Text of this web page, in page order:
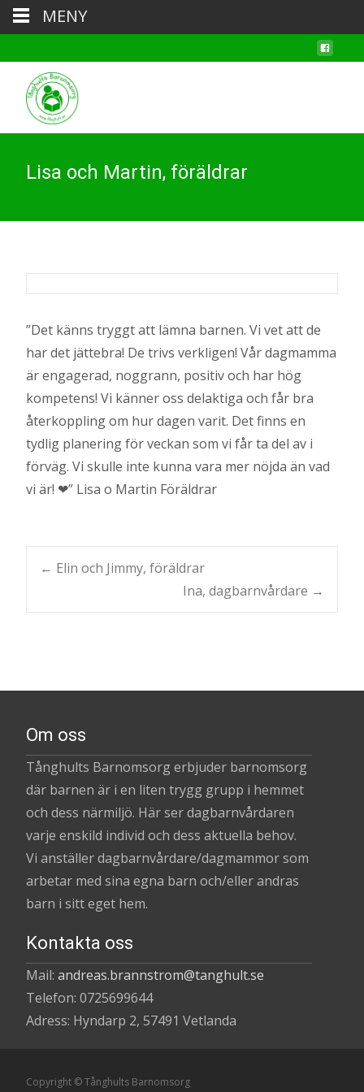
Lisa och Martin, föräldrar
”Det känns tryggt att lämna barnen. Vi vet att de
har det jättebra! De trivs verkligen! Vår dagmamma
är engagerad, noggrann, positiv och har hög
kompetens! Vi känner oss delaktiga och får bra
återkoppling om hur dagen varit. Det finns en
tydlig planering för veckan som vi får ta del av i
förväg. Vi skulle inte kunna vara mer nöjda än vad
vi är! ❤” Lisa o Martin Föräldrar
Post
← Elin och Jimmy, föräldrar
Ina, dagbarnvårdare →
Om oss
Tånghults Barnomsorg erbjuder barnomsorg
där barnen är i en liten trygg grupp i hemmet
och dess närmiljö. Här ser dagbarnvårdaren
varje enskild individ och dess aktuella behov.
Vi anställer dagbarnvårdare/dagmammor som
arbetar med sina egna barn och/eller andras
barn i sitt eget hem.
Kontakta oss
Mail: andreas.brannstrom@tanghult.se
Telefon: 0725699644
Adress: Hyndarp 2, 57491 Vetlanda
Copyright © Tånghults Barnomsorg
MENY